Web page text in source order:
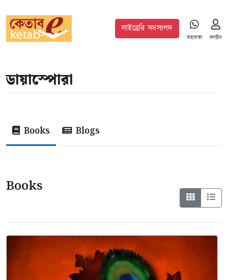
লাইব্রেরি সদস্যপদ
সহায়তা লগইন
ডায়াস্পোরা
Books Blogs
Books